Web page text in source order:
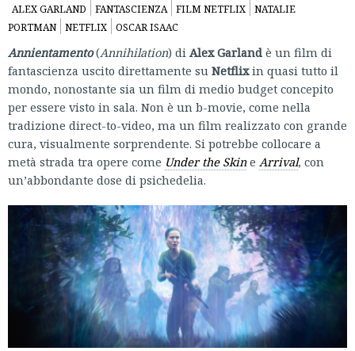
ALEX GARLAND FANTASCIENZA FILM NETFLIX
NATALIE
PORTMAN
NETFLIX OSCAR ISAAC
Annientamento(Annihilation) di Alex Garland è un film di
fantascienza uscito direttamente su Netflixin quasi tutto il
mondo, nonostante sia un film di medio budget concepito
per essere visto in sala. Non è un b-movie, come nella
tradizione direct-to-video, ma un film realizzato con grande
cura, visualmente sorprendente. Si potrebbe collocare a
metà strada tra opere come Under the Skine Arrival, con
un’abbondante dose di psichedelia.